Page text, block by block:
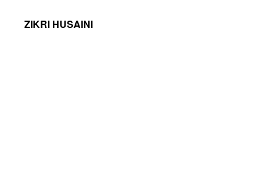
ZIKRI HUSAINI